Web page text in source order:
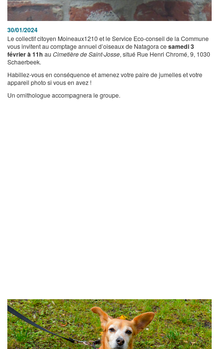
30/01/2024
Le collectif citoyen Moineaux1210 et le Service Eco-conseil de la Commune
vous invitent au comptage annuel d’oiseaux de Natagora cesamedi 3
février à 11h au Cimetière de Saint-Josse, situé Rue Henri Chromé, 9, 1030
Schaerbeek.
Habillez-vous en conséquence et amenez votre paire de jumelles et votre
appareil photo si vous en avez !
Un ornithologue accompagnera le groupe.